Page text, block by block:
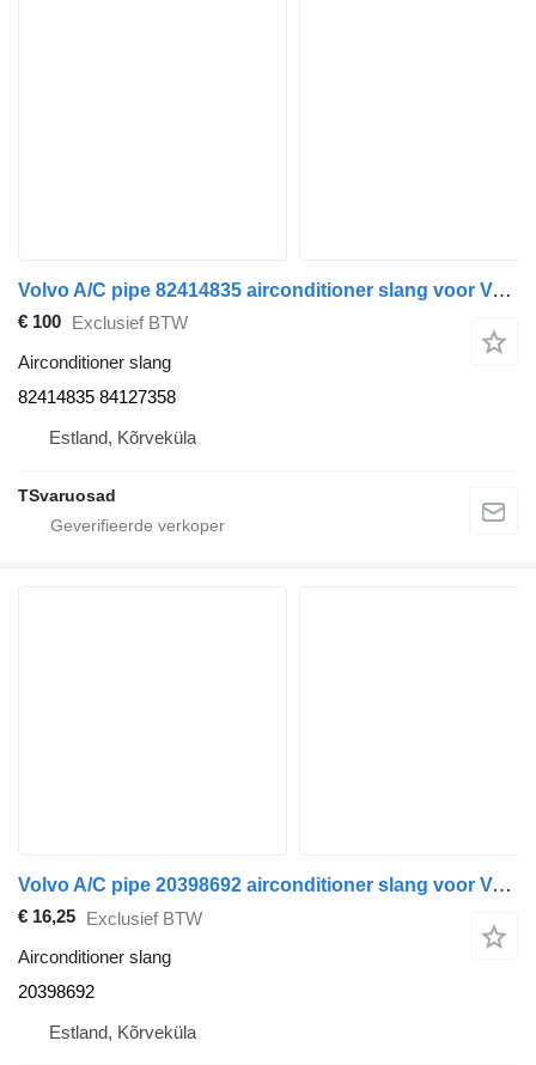
Volvo A/C pipe 82414835 airconditioner slang voor Volvo FH13A62T trekker
€ 100
Exclusief BTW
Airconditioner slang
82414835 84127358
Estland, Kõrveküla
TSvaruosad
Volvo A/C pipe 20398692 airconditioner slang voor Volvo FH13 trekker
€ 16,25 Exclusief BTW
Airconditioner slang
20398692
Estland, Kõrveküla